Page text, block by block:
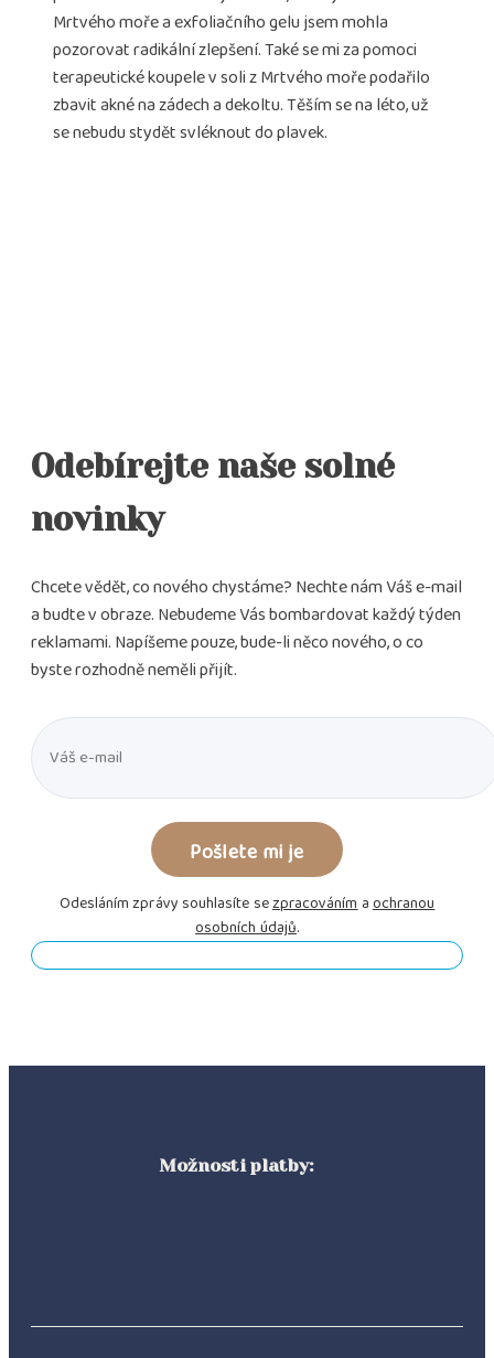
Mrtvého moře a exfoliačního gelu jsem mohla
pozorovat radikální zlepšení. Také se mi za pomoci
terapeutické koupele v soli z Mrtvého moře podařilo
zbavit akné na zádech a dekoltu. Těším se na léto, už
se nebudu stydět svléknout do plavek.
Odebírejte naše solné
novinky
Chcete vědět, co nového chystáme? Nechte nám Váš e-mail
a budte v obraze. Nebudeme Vás bombardovat každý týden
reklamami. Napíšeme pouze, bude-li něco nového, o co
byste rozhodně neměli přijít.
Odesláním zprávy souhlasíte sezpracovánímaochranou
osobních údajů.
Možnosti platby: